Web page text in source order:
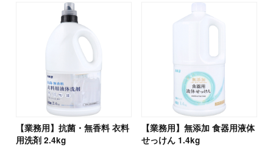
【業務用】抗菌・無香料 衣料
用洗剤 2.4kg
【業務用】無添加 食器用液体
せっけん 1.4kg